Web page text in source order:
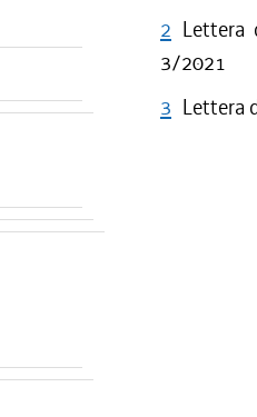
2 Lettera
3/2021
3 Lettera